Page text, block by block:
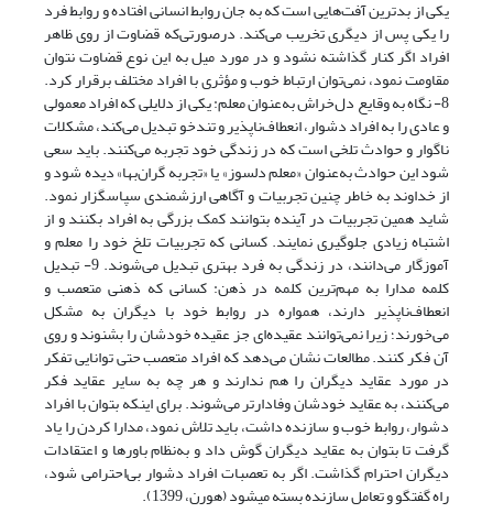
یکی از بدترین آفت‌هایی است که به جان روابط انسانی افتاده و روابط‌ فرد
را یکی پس از دیگری تخریب می‌کند. درصورتی‌که قضاوت از روی ظاهر
افراد اگر کنار گذاشته نشود و در مورد میل به این نوع قضاوت نتوان
مقاومت نمود، نمی‌توان ارتباط خوب و مؤثری با افراد مختلف برقرار کرد.
8- نگاه به وقایع دل‌خراش به‌عنوان معلم: یکی از دلایلی که افراد معمولی
و عادی را به افراد دشوار، انعطاف‌ناپذیر و تندخو تبدیل می‌کند، مشکلات
ناگوار و حوادث تلخی است که در زندگی خود تجربه می‌کنند. باید سعی
شود این حوادث به‌عنوان «معلم دلسوز» یا «تجربه گران‌بها» دیده شود و
از خداوند به خاطر چنین تجربیات و آگاهی ارزشمندی سپاسگزار نمود.
شاید همین تجربیات در آینده بتوانند کمک بزرگی به افراد بکنند و از
اشتباه زیادی جلوگیری نمایند. کسانی که تجربیات تلخ خود را معلم و
آموزگار می‌دانند، در زندگی به فرد بهتری تبدیل می‌شوند. 9- تبدیل
کلمه مدارا به مهم‌ترین کلمه در ذهن: کسانی که ذهنی متعصب و
انعطاف‌ناپذیر دارند، همواره در روابط خود با دیگران به مشکل
می‌خورند؛ زیرا نمی‌توانند عقیده‌ای جز عقیده خودشان را بشنوند و روی
آن فکر کنند. مطالعات نشان می‌دهد که افراد متعصب حتی توانایی تفکر
در مورد عقاید دیگران را هم ندارند و هر چه به سایر عقاید فکر
می‌کنند، به عقاید خودشان وفادارتر می‌شوند. برای اینکه بتوان با افراد
دشوار، روابط خوب و سازنده داشت، باید تلاش نمود، مدارا کردن را یاد
گرفت تا بتوان به عقاید دیگران گوش داد و به‌نظام باورها و اعتقادات
دیگران احترام گذاشت. اگر به تعصبات افراد دشوار بی‌احترامی شود،
راه گفتگو و تعامل سازنده بسته می­شود (هورن، 1399).